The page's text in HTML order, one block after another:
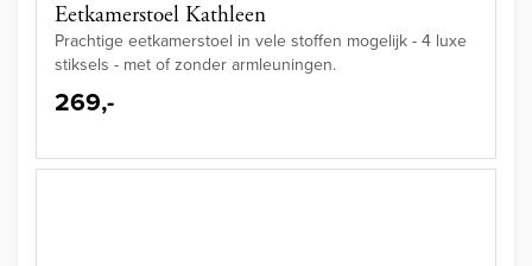
Eetkamerstoel Kathleen
Prachtige eetkamerstoel in vele stoffen mogelijk - 4 luxe
stiksels - met of zonder armleuningen.
269,-